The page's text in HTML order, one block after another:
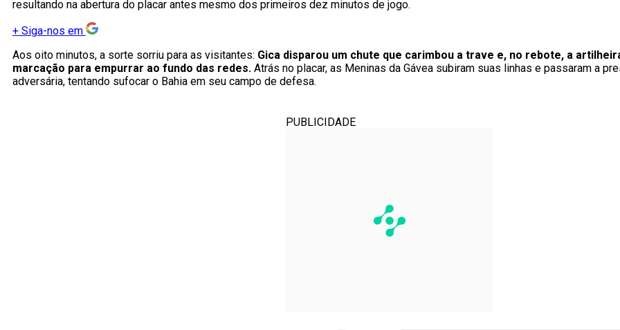
resultando na abertura do placar antes mesmo dos primeiros dez minutos de jogo.
+ Siga-nos em
Aos oito minutos, a sorte sorriu para as visitantes: Gica disparou um chute que carimbou a trave e, no rebote, a
marcação para empurrar ao fundo das redes. Atrás no placar, as Meninas da Gávea subiram suas linhas e passaram a
adversária, tentando sufocar o Bahia em seu campo de defesa.
PUBLICIDADE